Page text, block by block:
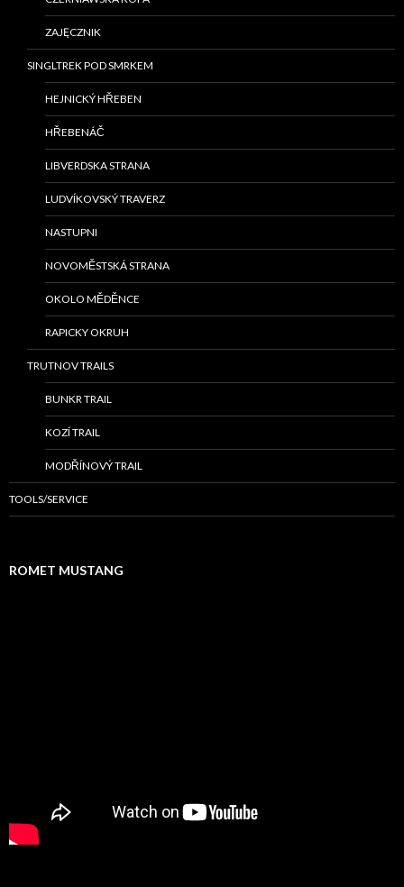
ZAJĘCZNIK
SINGLTREK POD SMRKEM
HEJNICKÝ HŘEBEN
HŘEBENÁČ
LIBVERDSKA STRANA
LUDVÍKOVSKÝ TRAVERZ
NASTUPNI
NOVOMĚSTSKÁ STRANA
OKOLO MĚDĚNCE
RAPICKY OKRUH
TRUTNOV TRAILS
BUNKR TRAIL
KOZÍ TRAIL
MODŘÍNOVÝ TRAIL
TOOLS/SERVICE
ROMET MUSTANG